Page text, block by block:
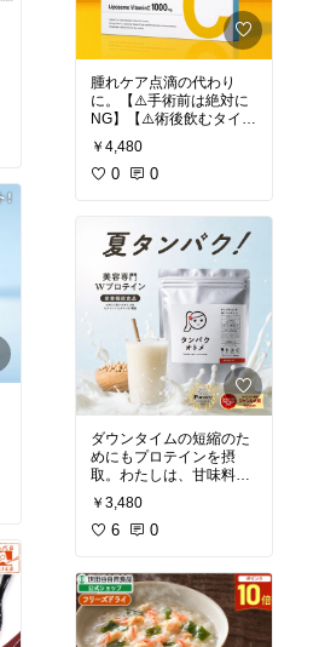
腫れケア点滴の代わり
に。【⚠️手術前は絶対に
NG】【⚠️術後飲むタイミ
認してください】
￥4,480
0 0
ダウンタイムの短縮のた
めにもプロテインを摂
取。わたしは、甘味料な
「ピュアプロテイン10
0」をずっと飲んでます
￥3,480
6 0